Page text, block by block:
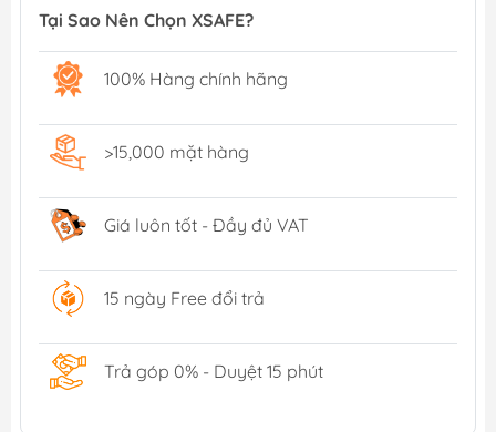
Tại Sao Nên Chọn XSAFE?
100% Hàng chính hãng
>15,000 mặt hàng
Giá luôn tốt - Đầy đủ VAT
15 ngày Free đổi trả
Trả góp 0% - Duyệt 15 phút